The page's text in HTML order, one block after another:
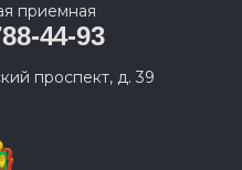
приемная
44-93
проспект, д. 39